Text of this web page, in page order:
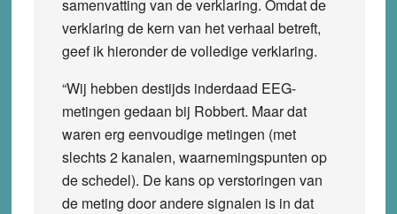
samenvatting van de verklaring. Omdat de
verklaring de kern van het verhaal betreft,
geef ik hieronder de volledige verklaring.
“Wij hebben destijds inderdaad EEG-
metingen gedaan bij Robbert. Maar dat
waren erg eenvoudige metingen (met
slechts 2 kanalen, waarnemingspunten op
de schedel). De kans op verstoringen van
de meting door andere signalen is in dat